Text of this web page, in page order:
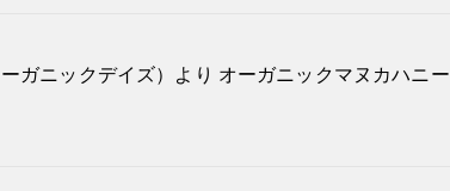
ガニックデイズ）より オーガニックマヌカハニー